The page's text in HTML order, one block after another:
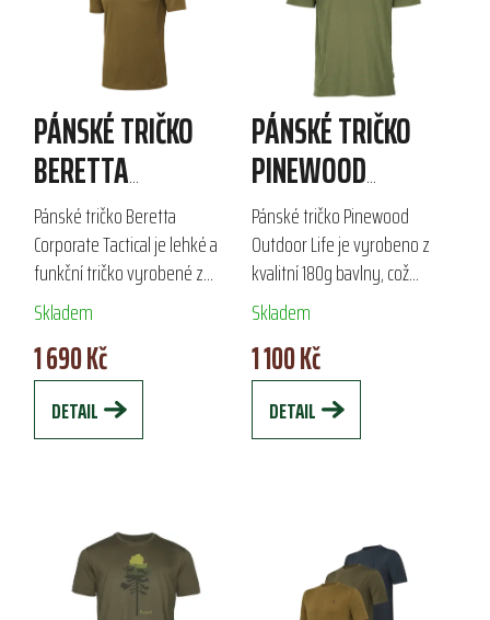
PÁNSKÉ TRIČKO
BERETTA
CORPORATE
TACTICAL
Pánské tričko Beretta
Corporate Tactical je lehké a
funkční tričko vyrobené z
vysoce prodyšného
antibakteriálního
polypropylenu. Díky
síťovaným panelům v podpaží
zajišťuje...
Skladem
1 690 Kč
DETAIL
PÁNSKÉ TRIČKO
PINEWOOD
OUTDOOR LIFE
Pánské tričko Pinewood
Outdoor Life je vyrobeno z
kvalitní 180g bavlny, což
zajišťuje pohodlí při
každodenním nošení i
outdoorových aktivitách. S
výrazným nápisem na hrudi
Skladem
1 100 Kč
DETAIL